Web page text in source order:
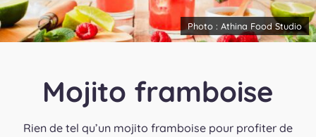
BOUTIQUE
Photo : Athina Food Studio
Mojito framboise
Rien de tel qu’un mojito framboise pour profiter de